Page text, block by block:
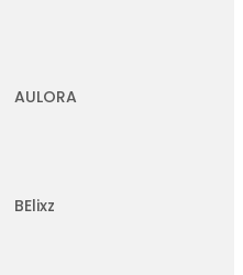
AULORA
BElixz